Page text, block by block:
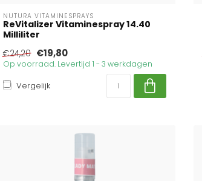
NUTURA VITAMINESPRAYS
ReVitalizer Vitaminespray 14.40
Milliliter
€24,20 €19,80
Op voorraad. Levertijd 1 - 3 werkdagen
Vergelijk